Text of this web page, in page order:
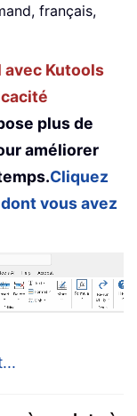
français,
avec Kutools
plus de
améliorer
Cliquez
vous avez